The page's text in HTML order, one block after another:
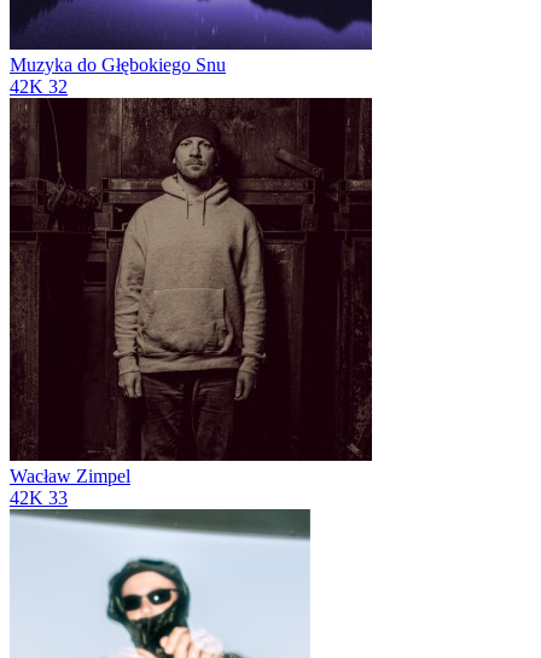
Muzyka do Głębokiego Snu
42K 32
Wacław Zimpel
42K 33